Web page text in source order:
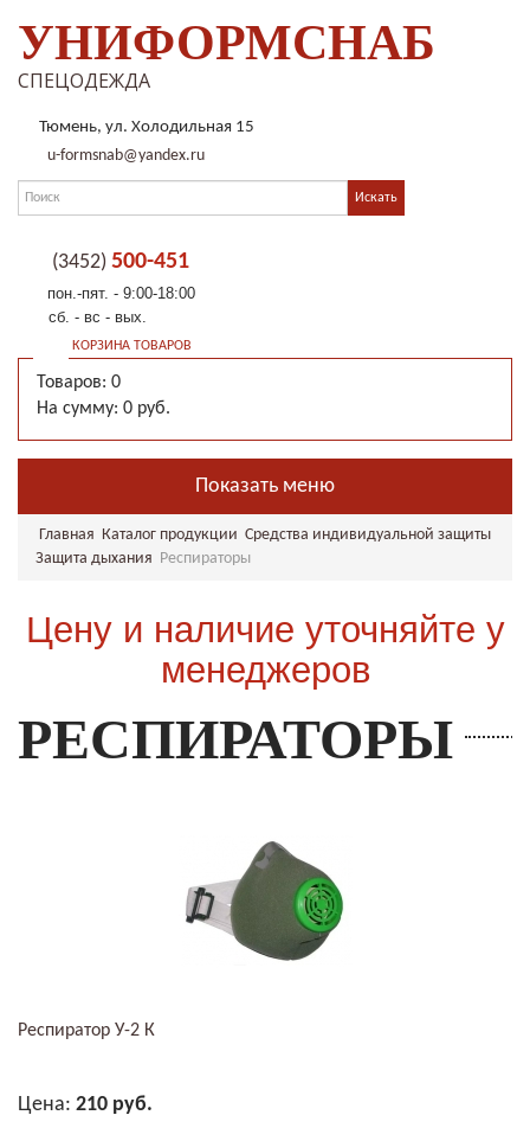
УНИФОРМСНАБ
СПЕЦОДЕЖДА
Тюмень, ул. Холодильная 15
u-formsnab@yandex.ru
(3452) 500-451
пон.-пят. - 9:00-18:00
сб. - вс - вых.
КОРЗИНА ТОВАРОВ
Товаров: 0
На сумму: 0 руб.
Показать меню
Главная Каталог продукции Средства индивидуальной защиты
Защита дыхания Респираторы
Цену и наличие уточняйте у
менеджеров
РЕСПИРАТОРЫ
Респиратор У-2 К
Цена: 210 руб.